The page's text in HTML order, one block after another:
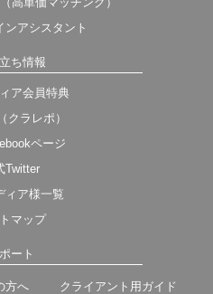
ンアシスタント
ち情報
ア会員特典
クラレポ）
ページ
Twitter
ィア様一覧
マップ
ート
方へ クライアント用ガイド